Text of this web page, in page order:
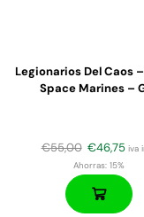
Legionarios Del Caos
Space Marines –
€55,00 €46,75 iva
Ahorras: 15%